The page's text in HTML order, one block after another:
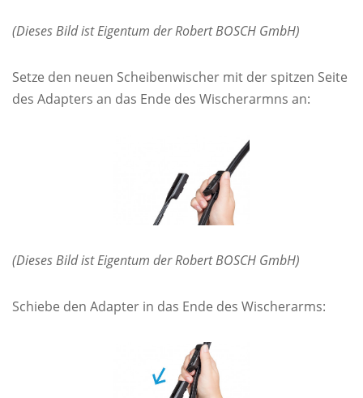
(Dieses Bild ist Eigentum der Robert BOSCH GmbH)
Setze den neuen Scheibenwischer mit der spitzen Seite
des Adapters an das Ende des Wischerarmns an:
(Dieses Bild ist Eigentum der Robert BOSCH GmbH)
Schiebe den Adapter in das Ende des Wischerarms: